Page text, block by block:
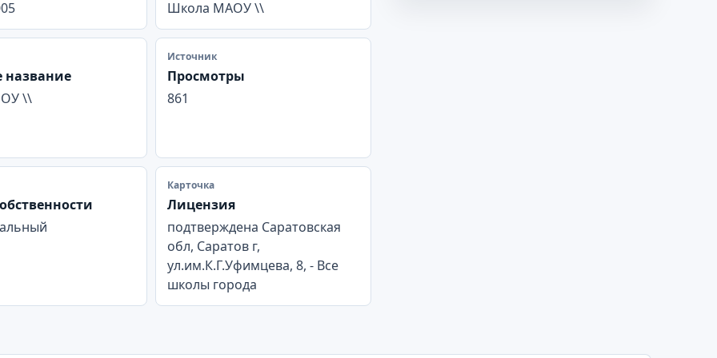
Школа МАОУ \\
название
\\
Источник
Просмотры
861
Карточка
Лицензия
подтверждена Саратовская
обл, Саратов г,
ул.им.К.Г.Уфимцева, 8, - Все
школы города